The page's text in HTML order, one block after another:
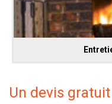
Un devis